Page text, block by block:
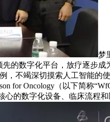
梦
的数字化平台，放疗逐步
不竭深切摸索人工智能的
for Oncology（以下简称
的数字化设备、临床流程